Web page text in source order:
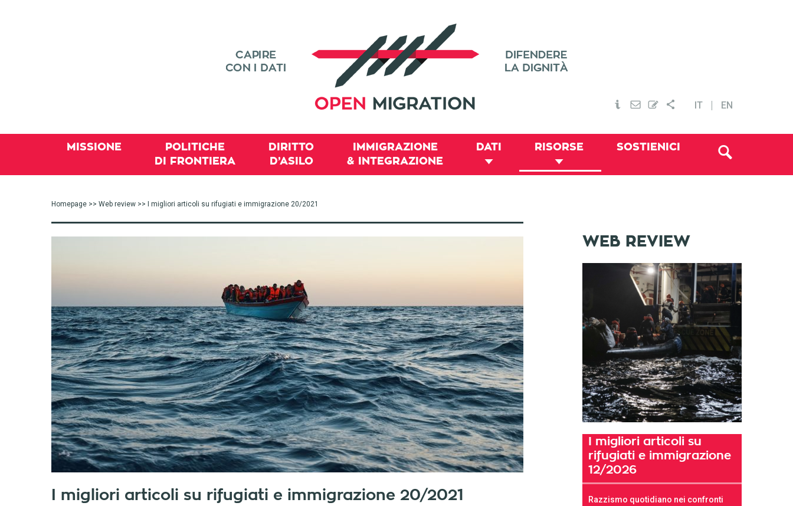
IT EN
MISSIONE
POLITICHE
DI FRONTIERA
DIRITTO
D’ASILO
IMMIGRAZIONE
& INTEGRAZIONE
DATI RISORSE SOSTIENICI
Homepage >> Web review >> I migliori articoli su rifugiati e immigrazione 20/2021
I migliori articoli su rifugiati e immigrazione 20/2021
WEB REVIEW
I migliori articoli su
rifugiati e immigrazione
12/2026
Razzismo quotidiano nei confronti